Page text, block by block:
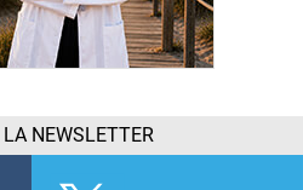
LA NEWSLETTER